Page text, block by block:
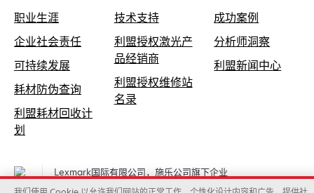
职业生涯
企业社会责任在
签
页
可持续发展
耗材防伪查询
新
标
中
打
利盟耗材回收计
划
签
技术支持在
新
标
签
页
利盟授权激光产
品经销商
利盟授权维修站
名录在
页
中
成功案例
分析师洞察
利盟新闻中心在
开
Lexmark国际有限公司，施乐公司旗下企业
©2026 保留所有权利。